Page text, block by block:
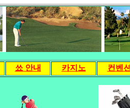
쑈 안내 카지노 컨벤